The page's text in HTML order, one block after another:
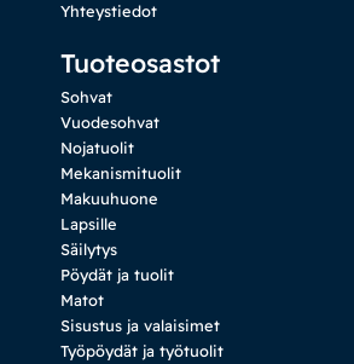
Yhteystiedot
Tuoteosastot
Sohvat
Vuodesohvat
Nojatuolit
Mekanismituolit
Makuuhuone
Lapsille
Säilytys
Pöydät ja tuolit
Matot
Sisustus ja valaisimet
Työpöydät ja työtuolit